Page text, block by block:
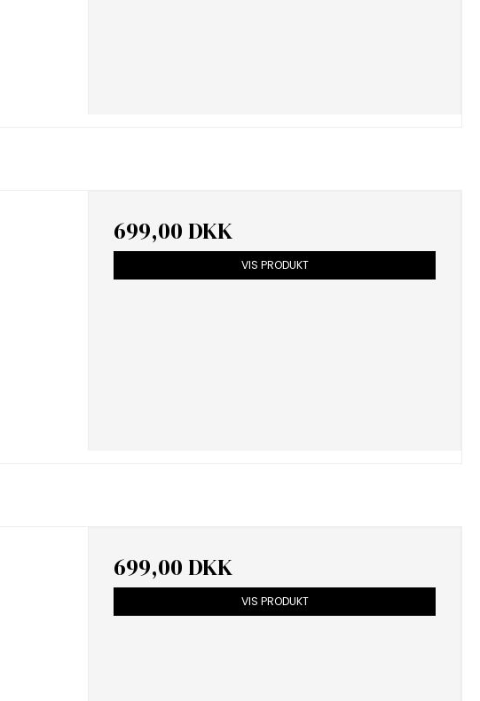
699,00 DKK
VIS PRODUKT
699,00 DKK
VIS PRODUKT